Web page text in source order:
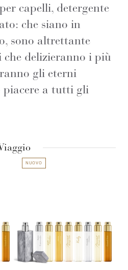
capelli, detergente
che siano in
sono altrettante
che delizieranno i più
gli eterni
piacere a tutti gli
NUOVO